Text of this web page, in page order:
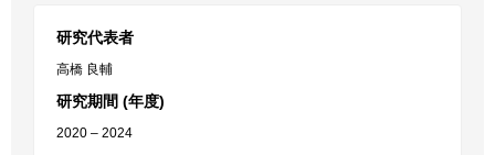
研究代表者
高橋 良輔
研究期間 (年度)
2020 – 2024